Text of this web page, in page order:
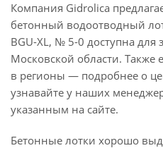
Компания Gidrolica
бетонный водоотводный
BGU-XL, № 5-0 доступна для
Московской области. Также
в регионы — подробнее о
узнавайте у наших
указанным на сайте.
Бетонные лотки хорошо